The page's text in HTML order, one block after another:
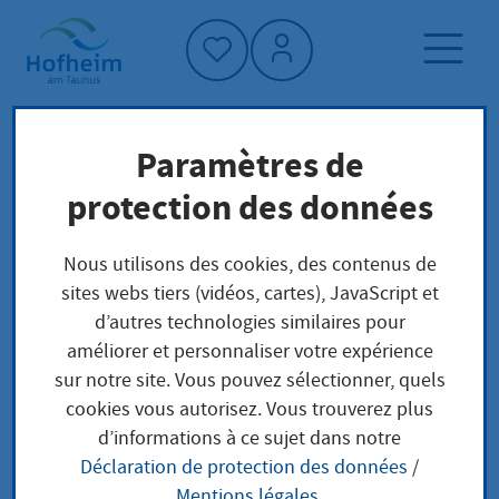
Accueil"
Page d'accueil
Trouver un service
Préoccupations locales
Bezuschussung Altersabsicherung von
Pflegepersonen Versorgung
Bezuschussung
Altersabsicherung von
Paramètres de
protection des données
Nous utilisons des cookies, des contenus de
sites webs tiers (vidéos, cartes), JavaScript et
d’autres technologies similaires pour
améliorer et personnaliser votre expérience
sur notre site. Vous pouvez sélectionner, quels
cookies vous autorisez. Vous trouverez plus
d’informations à ce sujet dans notre
Déclaration de protection des données /